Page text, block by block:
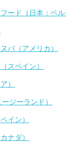
ード（日本：ベル
バ（アメリカ）
スペイン）
）
ジーランド）
イン）
ナダ）